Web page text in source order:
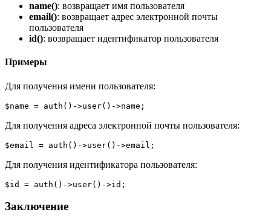
name(): возвращает имя пользователя
email(): возвращает адрес электронной почты
пользователя
id(): возвращает идентификатор пользователя
Примеры
Для получения имени пользователя:
$name = auth()->user()->name;
Для получения адреса электронной почты пользователя:
$email = auth()->user()->email;
Для получения идентификатора пользователя:
$id = auth()->user()->id;
Заключение